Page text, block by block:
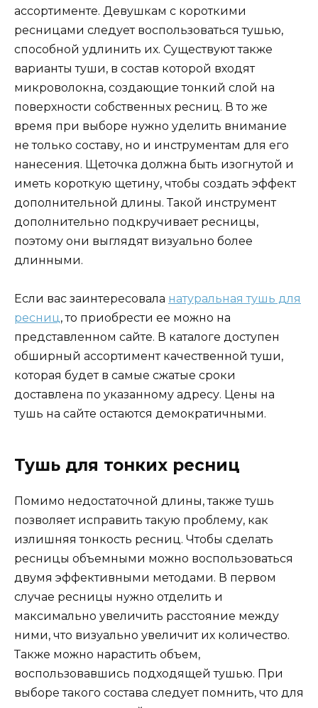
ассортименте. Девушкам с короткими
ресницами следует воспользоваться тушью,
способной удлинить их. Существуют также
варианты туши, в состав которой входят
микроволокна, создающие тонкий слой на
поверхности собственных ресниц. В то же
время при выборе нужно уделить внимание
не только составу, но и инструментам для его
нанесения. Щеточка должна быть изогнутой и
иметь короткую щетину, чтобы создать эффект
дополнительной длины. Такой инструмент
дополнительно подкручивает ресницы,
поэтому они выглядят визуально более
длинными.
Если вас заинтересовала натуральная тушь для
ресниц, то приобрести ее можно на
представленном сайте. В каталоге доступен
обширный ассортимент качественной туши,
которая будет в самые сжатые сроки
доставлена по указанному адресу. Цены на
тушь на сайте остаются демократичными.
Тушь для тонких ресниц
Помимо недостаточной длины, также тушь
позволяет исправить такую проблему, как
излишняя тонкость ресниц. Чтобы сделать
ресницы объемными можно воспользоваться
двумя эффективными методами. В первом
случае ресницы нужно отделить и
максимально увеличить расстояние между
ними, что визуально увеличит их количество.
Также можно нарастить объем,
воспользовавшись подходящей тушью. При
выборе такого состава следует помнить, что для